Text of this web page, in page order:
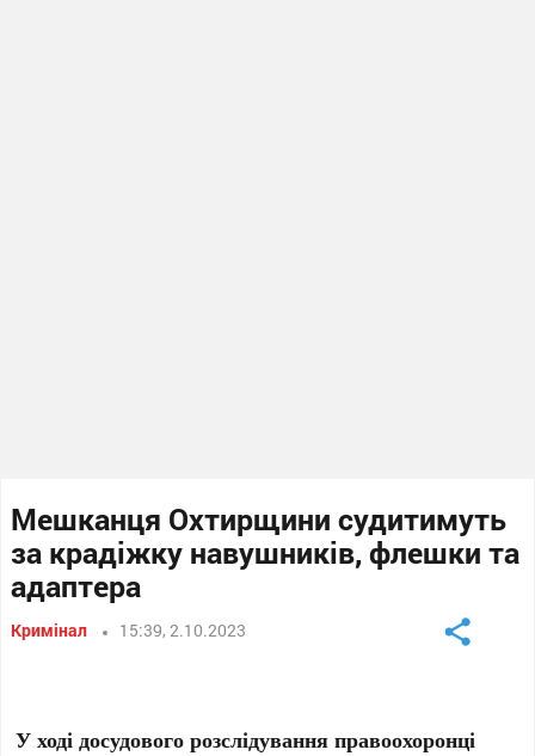
Мешканця Охтирщини судитимуть
за крадіжку навушників, флешки та
адаптера
Кримінал 15:39, 2.10.2023
У ході досудового розслідування правоохоронці